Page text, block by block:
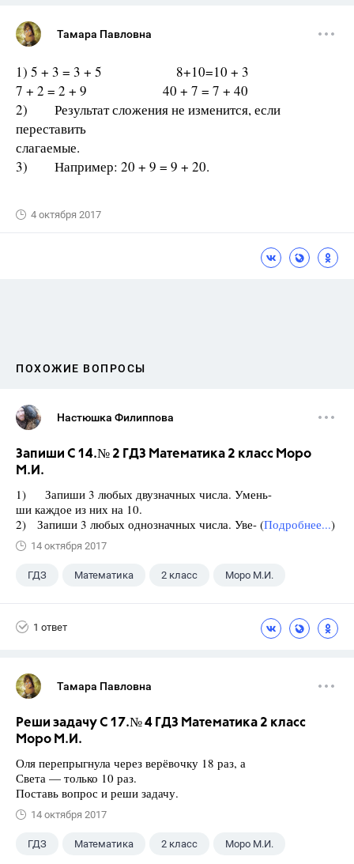
Тамара Павловна
1) 5 + 3 = 3 + 5 8+10=10 + 3
7 + 2 = 2 + 9 40 + 7 = 7 + 40
2) Результат сложения не изменится, если
переставить
слагаемые.
3) Например: 20 + 9 = 9 + 20.
4 октября 2017
ПОХОЖИЕ ВОПРОСЫ
Настюшка Филиппова
Запиши С 14.№ 2 ГДЗ Математика 2 класс Моро
М.И.
1) Запиши 3 любых двузначных числа. Умень-
ши каждое из них на 10.
2) Запиши 3 любых однозначных числа. Уве- (Подробнее...)
14 октября 2017
ГДЗ Математика 2 класс Моро М.И.
1 ответ
Тамара Павловна
Реши задачу С 17.№ 4 ГДЗ Математика 2 класс
Моро М.И.
Оля перепрыгнула через верёвочку 18 раз, а
Света — только 10 раз.
Поставь вопрос и реши задачу.
14 октября 2017
ГДЗ Математика 2 класс Моро М.И.